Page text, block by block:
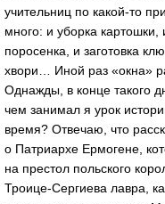
учительниц по какой-то
много: и уборка
поросенка, и заготовка
хвори… Иной раз «окна»
Однажды, в конце такого
чем занимал я урок
время? Отвечаю, что
о Патриархе Ермогене,
на престол польского
Троице-Сергиева лавра,